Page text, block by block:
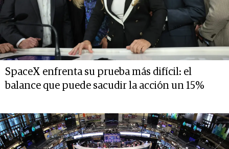
SpaceX enfrenta su prueba más difícil: el
balance que puede sacudir la acción un 15%